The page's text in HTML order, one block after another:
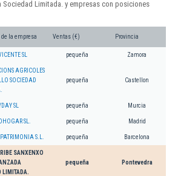
Sociedad Limitada. y empresas con posiciones
de la empresa Ventas (€) Provincia
SL pequeña Zamora
AGRICOLES
SOCIEDAD
pequeña Castellon
SL pequeña Murcia
SL. pequeña Madrid
S.L. pequeña Barcelona
SANXENXO
LIMITADA.
pequeña Pontevedra